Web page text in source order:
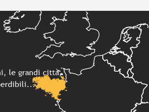
le grandi città,